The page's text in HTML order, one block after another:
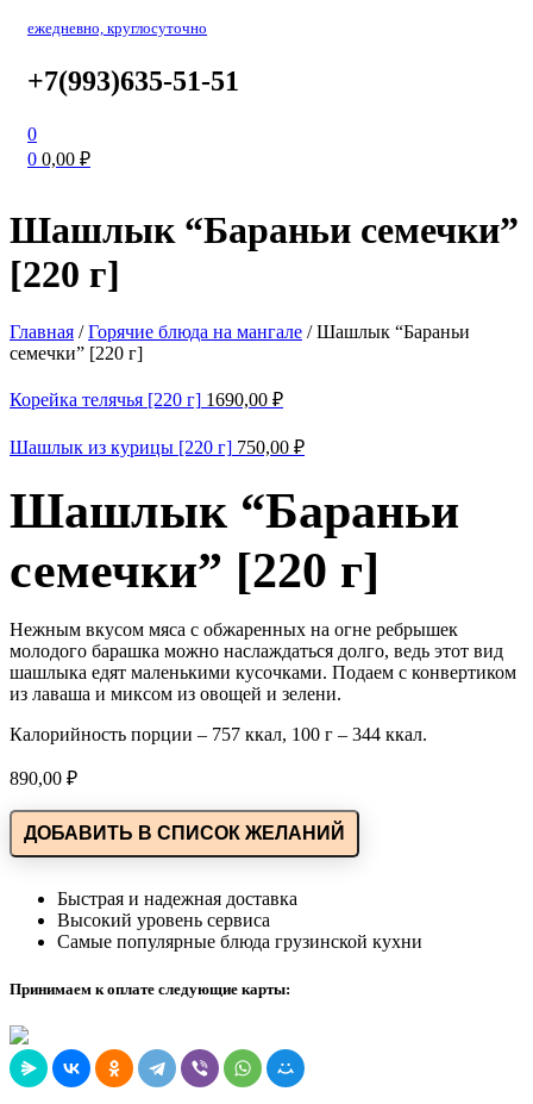
ежедневно, круглосуточно
+7(993)635-51-51
0
0 0,00 ₽
Шашлык “Бараньи семечки”
[220 г]
Главная /Горячие блюда на мангале /Шашлык “Бараньи
семечки” [220 г]
Корейка телячья [220 г] 1690,00 ₽
Шашлык из курицы [220 г] 750,00 ₽
Шашлык “Бараньи
семечки” [220 г]
Нежным вкусом мяса с обжаренных на огне ребрышек
молодого барашка можно наслаждаться долго, ведь этот вид
шашлыка едят маленькими кусочками. Подаем с конвертиком
из лаваша и миксом из овощей и зелени.
Калорийность порции – 757 ккал, 100 г – 344 ккал.
890,00 ₽
ДОБАВИТЬ В СПИСОК ЖЕЛАНИЙ
Быстрая и надежная доставка
Высокий уровень сервиса
Самые популярные блюда грузинской кухни
Принимаем к оплате следующие карты: